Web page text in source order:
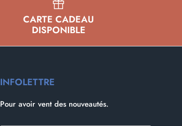
CARTE CADEAU
DISPONIBLE
INFOLETTRE
Pour avoir vent des nouveautés.